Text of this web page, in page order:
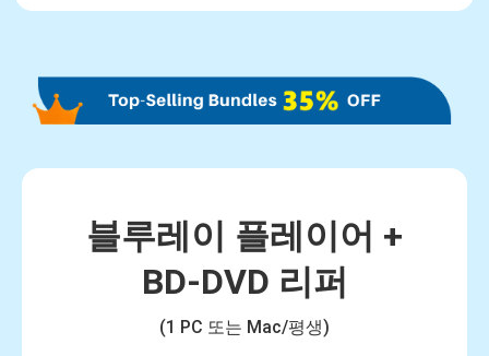
블루레이 플레이어 +
BD-DVD 리퍼
(1 PC 또는 Mac/평생)